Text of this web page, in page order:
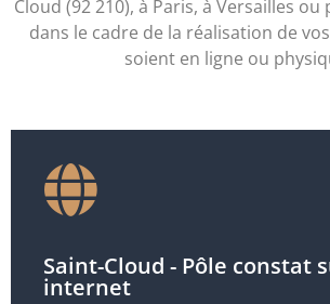
Cloud (92 210), à Paris, à Versailles
dans le cadre de la réalisation de
soient en ligne ou
Saint-Cloud - Pôle constat
internet